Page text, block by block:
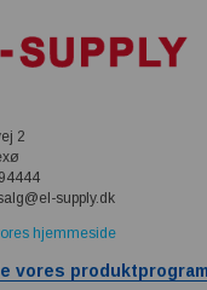
2
supply.dk
hjemmeside
vores